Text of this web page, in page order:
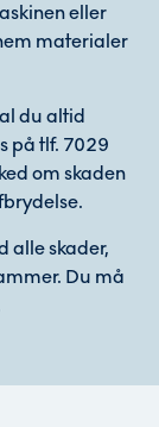
eller
materialer
du altid
på tlf. 7029
om skaden
alle skader,
Du må